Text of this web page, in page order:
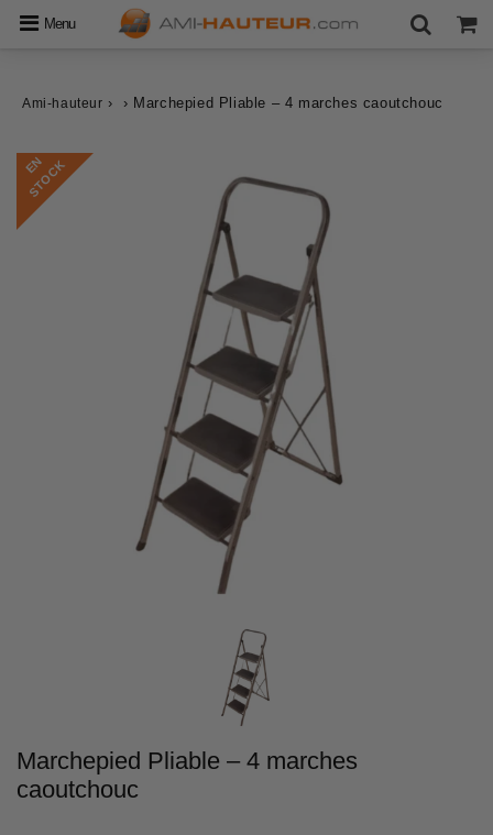
Menu
Ami-hauteur › › Marchepied Pliable – 4 marches caoutchouc
E
N
S
T
O
C
K
Marchepied Pliable – 4 marches
caoutchouc